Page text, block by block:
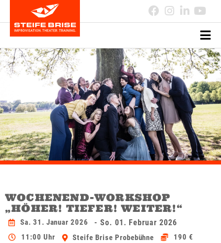
WOCHENEND-WORKSHOP
„HÖHER! TIEFER! WEITER!“
Sa. 31. Januar 2026 - So. 01. Februar 2026
11:00 Uhr Steife Brise Probebühne 190 €